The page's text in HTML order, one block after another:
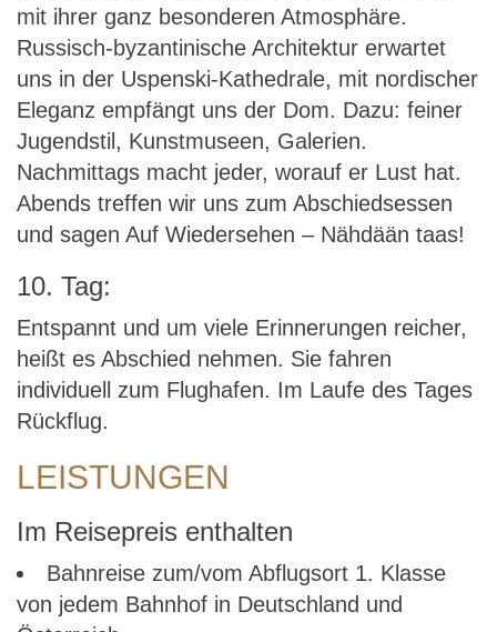
mit ihrer ganz besonderen Atmosphäre.
Russisch-byzantinische Architektur erwartet
uns in der Uspenski-Kathedrale, mit nordischer
Eleganz empfängt uns der Dom. Dazu: feiner
Jugendstil, Kunstmuseen, Galerien.
Nachmittags macht jeder, worauf er Lust hat.
Abends treffen wir uns zum Abschiedsessen
und sagen Auf Wiedersehen – Nähdään taas!
10. Tag:
Entspannt und um viele Erinnerungen reicher,
heißt es Abschied nehmen. Sie fahren
individuell zum Flughafen. Im Laufe des Tages
Rückflug.
LEISTUNGEN
Im Reisepreis enthalten
Bahnreise zum/vom Abflugsort 1. Klasse
von jedem Bahnhof in Deutschland und